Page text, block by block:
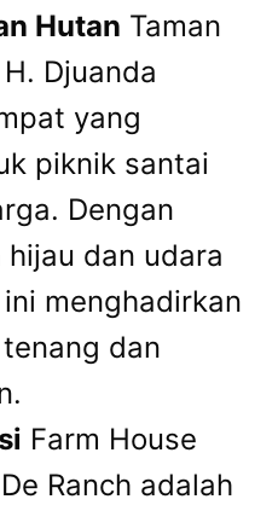
Hutan Taman
Djuanda
yang
piknik santai
Dengan
dan udara
menghadirkan
dan
Farm House
Ranch adalah